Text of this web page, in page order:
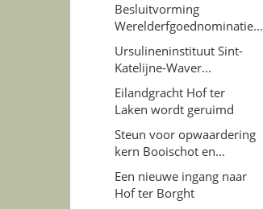
Besluitvorming
Werelderfgoednominatie...
Ursulineninstituut Sint-
Katelijne-Waver...
Eilandgracht Hof ter
Laken wordt geruimd
Steun voor opwaardering
kern Booischot en...
Een nieuwe ingang naar
Hof ter Borght